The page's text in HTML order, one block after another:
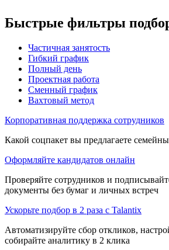
Быстрые фильтры
Частичная занятость
Гибкий график
Полный день
Проектная работа
Сменный график
Вахтовый метод
Корпоративная поддержка сотрудников
Какой соцпакет вы предлагаете
Оформляйте кандидатов онлайн
Проверяйте сотрудников и
документы без бумаг и личных встреч
Ускорьте подбор в 2 раза с Talantix
Автоматизируйте сбор откликов,
собирайте аналитику в 2 клика